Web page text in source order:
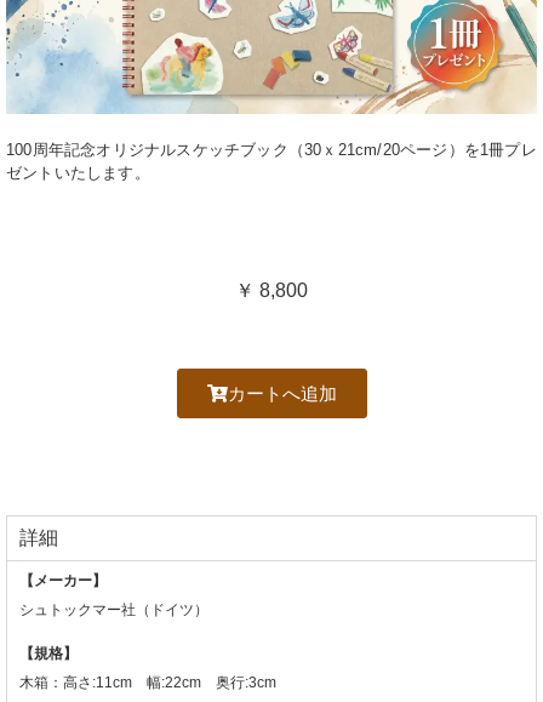
100周年記念オリジナルスケッチブック（30ｘ21cm/20ページ）を1冊プレ
ゼントいたします。
￥ 8,800
カートへ追加
詳細
【メーカー】
シュトックマー社（ドイツ）
【規格】
木箱：高さ:11cm 幅:22cm 奥行:3cm